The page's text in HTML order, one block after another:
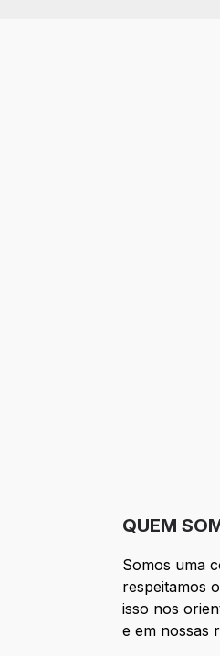
QUEM
Somos uma
respeitamos
isso nos
e em nossas